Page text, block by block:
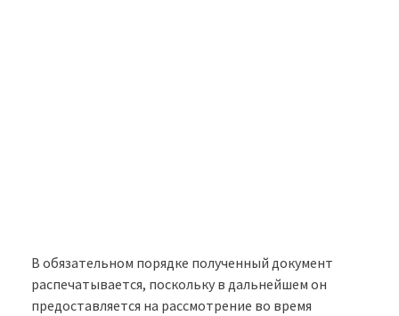
В обязательном порядке полученный документ
распечатывается, поскольку в дальнейшем он
предоставляется на рассмотрение во время